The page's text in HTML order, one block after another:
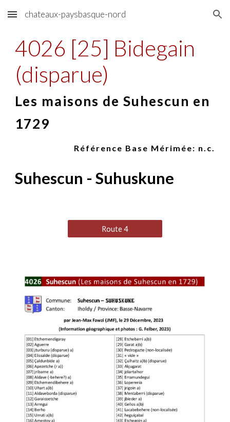
Skip to main content Skip to navigation
chateaux-paysbasque-nord
4026 [25] Bidegain
(disparue)
Les maisons de Suhescun en
1729
Référence Base Mérimée: n. c.
Suhescun - Suhuskune
Route 4